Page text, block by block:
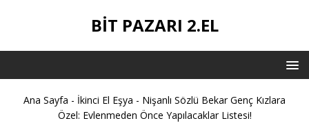
BIT PAZARI 2.EL
Ana Sayfa - İkinci El Eşya - Nişanlı Sözlü Bekar Genç Kızlara
Özel: Evlenmeden Önce Yapılacaklar Listesi!